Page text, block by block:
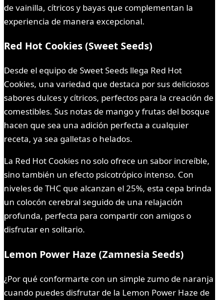
de vainilla, cítricos y bayas que complementan la
experiencia de manera excepcional.
Red Hot Cookies (Sweet Seeds)
Desde el equipo de Sweet Seeds llega Red Hot
Cookies, una variedad que destaca por sus deliciosos
sabores dulces y cítricos, perfectos para la creación de
comestibles. Sus notas de mango y frutas del bosque
hacen que sea una adición perfecta a cualquier
receta, ya sea galletas o helados.
La Red Hot Cookies no solo ofrece un sabor increíble,
sino también un efecto psicotrópico intenso. Con
niveles de THC que alcanzan el 25%, esta cepa brinda
un colocón cerebral seguido de una relajación
profunda, perfecta para compartir con amigos o
disfrutar en solitario.
Lemon Power Haze (Zamnesia Seeds)
¿Por qué conformarte con un simple zumo de naranja
cuando puedes disfrutar de la Lemon Power Haze de